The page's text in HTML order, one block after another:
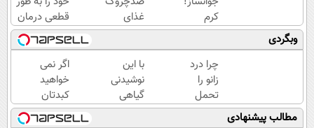
کرم
بوتاکس
جلبک
اسپیرولینا50%تخفیف
غذای
پوستت
رو تامین
میکنه
(خرید با
40%تخفیف)
قطعی درمان
کنید!
◗پرسش‌نامه◖
وبگردی
چرا درد
زانو را
تحمل
می‌کنی؟
با این
نوشیدنی
گیاهی
سلامتی
اگر نمی
خواهید
کبدتان
چرب
مطالب پیشنهادی